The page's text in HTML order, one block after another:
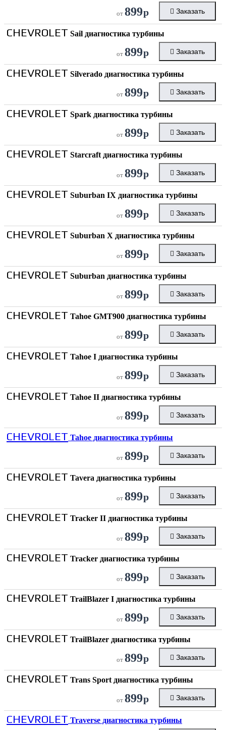
от 899р Заказать
CHEVROLET Sail диагностика турбины
от 899р Заказать
CHEVROLET Silverado диагностика турбины
от 899р Заказать
CHEVROLET Spark диагностика турбины
от 899р Заказать
CHEVROLET Starcraft диагностика турбины
от 899р Заказать
CHEVROLET Suburban IX диагностика турбины
от 899р Заказать
CHEVROLET Suburban X диагностика турбины
от 899р Заказать
CHEVROLET Suburban диагностика турбины
от 899р Заказать
CHEVROLET Tahoe GMT900 диагностика турбины
от 899р Заказать
CHEVROLET Tahoe I диагностика турбины
от 899р Заказать
CHEVROLET Tahoe II диагностика турбины
от 899р Заказать
CHEVROLET Tahoe диагностика турбины
от 899р Заказать
CHEVROLET Tavera диагностика турбины
от 899р Заказать
CHEVROLET Tracker II диагностика турбины
от 899р Заказать
CHEVROLET Tracker диагностика турбины
от 899р Заказать
CHEVROLET TrailBlazer I диагностика турбины
от 899р Заказать
CHEVROLET TrailBlazer диагностика турбины
от 899р Заказать
CHEVROLET Trans Sport диагностика турбины
от 899р Заказать
CHEVROLET Traverse диагностика турбины